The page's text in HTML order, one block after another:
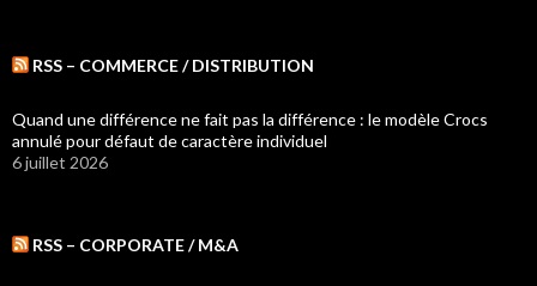
RSS – COMMERCE / DISTRIBUTION
Quand une différence ne fait pas la différence : le modèle Crocs
annulé pour défaut de caractère individuel
6 juillet 2026
RSS – CORPORATE / M&A